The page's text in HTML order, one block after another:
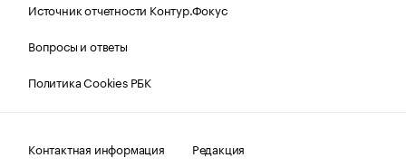
Источник отчетности Контур.Фокус
Вопросы и ответы
Политика Cookies РБК
Контактная информация
Редакция